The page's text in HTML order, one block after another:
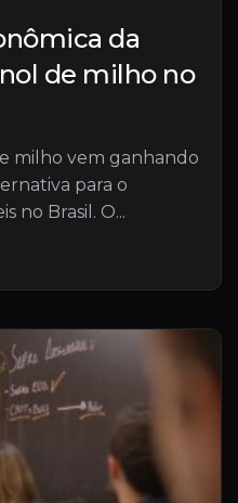
da
de milho no
milho vem ganhando
para o
no Brasil. O...